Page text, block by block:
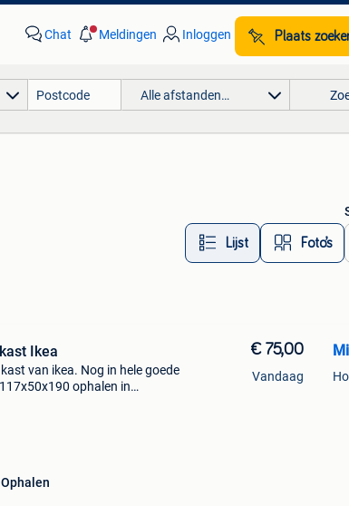
Chat Meldingen Inloggen Plaats
Alle afstanden…
Lijst Foto’s
Ikea
van ikea. Nog in hele goede
ophalen in
Ophalen
€ 75,00
Vandaag